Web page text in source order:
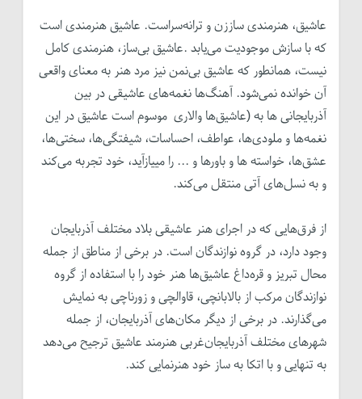
عاشیق، هنرمندی ساززن و ترانه‌سراست. عاشیق هنرمندی است
که با سازش موجودیت می‌یابد .عاشیق بی‌ساز، هنرمندی کامل
نیست، همانطور که عاشیق بی‌نمن نیز مرد هنر به معنای واقعی
آن خوانده نمی‌شود. آهنگ‌ها نغمه‌های عاشیقی در بین
آذربایجانی ها به (عاشیق‌ها والاری موسوم است عاشیق در این
نغمه‌ها و ملودی‌ها، عواطف، احساسات، شیفتگی‌ها، سختی‌ها،
عشق‌ها، خواسته ها و باورها و ... را مییازآید، خود تجربه می‌کند
و به نسل‌های آتی منتقل می‌کند.
از فرق‌هایی که در اجرای هنر عاشیقی بلاد مختلف آذربایجان
وجود دارد، در گروه نوازندگان است. در برخی از مناطق از جمله
محال تبریز و قره‌داغ عاشیق‌ها هنر خود را با استفاده از گروه
نوازندگان مرکب از بالابانچی، قاوالچی و زورناچی به نمایش
می‌گذارند. در برخی از دیگر مکان‌های آذربایجان، از جمله
شهرهای مختلف آذربایجان‌غربی هنرمند عاشیق ترجیح می‌دهد
به تنهایی و با اتکا به ساز خود هنرنمایی کند.